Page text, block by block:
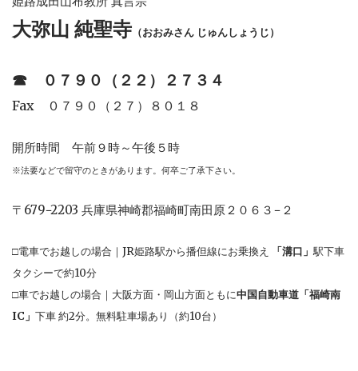
大弥山 純聖寺 （おおみさん じゅんしょうじ）
☎︎ ０７９０（２２）２７３４
Fax ０７９０（２７）８０１８
開所時間 午前９時～午後５時
※法要などで留守のときがあります。何卒ご了承下さい。
〒679−2203 兵庫県神崎郡福崎町南田原２０６３−２
□電車でお越しの場合｜JR姫路駅から播但線にお乗換え 「溝口」駅下車
タクシーで約10分
□車でお越しの場合｜大阪方面・岡山方面ともに中国自動車道「福崎南
IC」 下車 約2分。無料駐車場あり（約10台）